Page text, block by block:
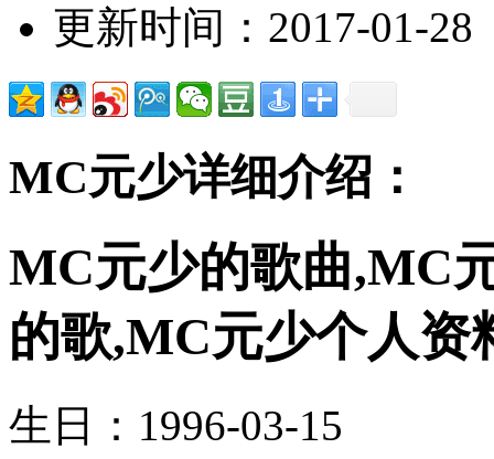
更新时间：2017-01-28
MC元少详细介绍：
MC元少的歌曲,MC
的歌,MC元少个人资
生日：1996-03-15